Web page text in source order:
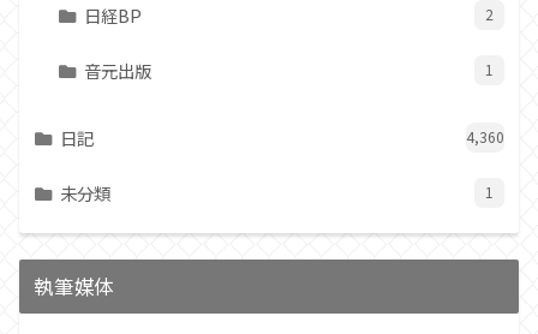
日経BP 2
音元出版 1
日記 4,360
未分類 1
執筆媒体